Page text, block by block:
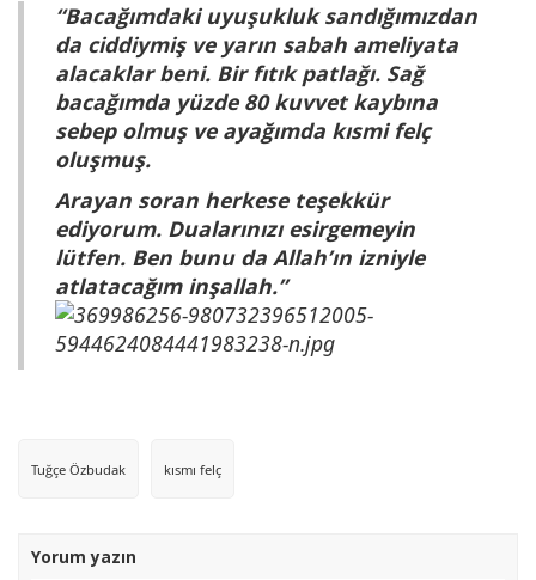
“Bacağımdaki uyuşukluk sandığımızdan
da ciddiymiş ve yarın sabah ameliyata
alacaklar beni. Bir fıtık patlağı. Sağ
bacağımda yüzde 80 kuvvet kaybına
sebep olmuş ve ayağımda kısmi felç
oluşmuş.
Arayan soran herkese teşekkür
ediyorum. Dualarınızı esirgemeyin
lütfen. Ben bunu da Allah’ın izniyle
atlatacağım inşallah.”
Tuğçe Özbudak kısmı felç
Yorum yazın